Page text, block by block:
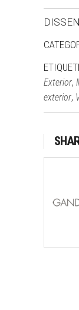
Exterior,
exterior,